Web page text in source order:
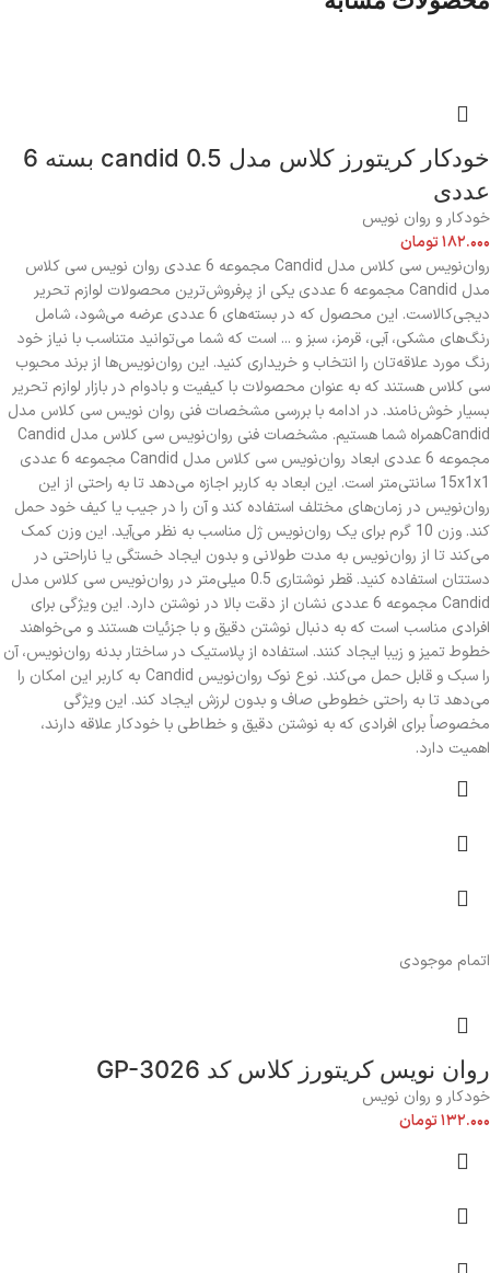
خودکار کریتورز کلاس مدل candid 0.5 بسته 6
عددی
خودکار و روان نویس
۱۸۲.۰۰۰تومان
روان‌نویس سی کلاس مدل Candid مجموعه 6 عددی روان نویس سی کلاس
مدل Candid مجموعه 6 عددی یکی از پرفروش‌ترین محصولات لوازم تحریر
دیجی‌کالاست. این محصول که در بسته‌های 6 عددی عرضه می‌شود، شامل
رنگ‌های مشکی، آبی، قرمز، سبز و ... است که شما می‌توانید متناسب با نیاز خود
رنگ مورد علاقه‌تان را انتخاب و خریداری کنید. این روان‌نویس‌ها از برند محبوب
سی کلاس هستند که به عنوان محصولات با کیفیت و بادوام در بازار لوازم تحریر
بسیار خوش‌نامند. در ادامه با بررسی مشخصات فنی روان نویس سی کلاس مدل
Candidهمراه شما هستیم. مشخصات فنی روان‌نویس سی کلاس مدل Candid
مجموعه 6 عددی ابعاد روان‌نویس سی کلاس مدل Candid مجموعه 6 عددی
15x1x1 سانتی‌متر است. این ابعاد به کاربر اجازه می‌دهد تا به راحتی از این
روان‌نویس در زمان‌های مختلف استفاده کند و آن را در جیب یا کیف خود حمل
کند. وزن 10 گرم برای یک روان‌نویس ژل مناسب به نظر می‌آید. این وزن کمک
می‌کند تا از روان‌نویس به مدت طولانی و بدون ایجاد خستگی یا ناراحتی در
دستتان استفاده کنید. قطر نوشتاری 0.5 میلی‌متر در روان‌نویس سی کلاس مدل
Candid مجموعه 6 عددی نشان از دقت بالا در نوشتن دارد. این ویژگی برای
افرادی مناسب است که به دنبال نوشتن دقیق و با جزئیات هستند و می‌خواهند
خطوط تمیز و زیبا ایجاد کنند. استفاده از پلاستیک در ساختار بدنه روان‌نویس، آن
را سبک و قابل حمل می‌کند. نوع نوک روان‌نویس Candid به کاربر این امکان را
می‌دهد تا به راحتی خطوطی صاف و بدون لرزش ایجاد کند. این ویژگی
مخصوصاً برای افرادی که به نوشتن دقیق و خطاطی با خودکار علاقه دارند،
اهمیت دارد.
اتمام موجودی
روان نویس کریتورز کلاس کد GP-3026
خودکار و روان نویس
۱۳۲.۰۰۰تومان